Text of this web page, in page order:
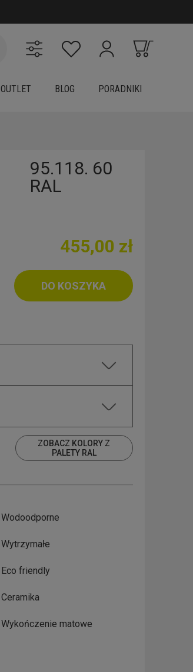
OUTLET BLOG PORADNIKI
95.118. 60
RAL
455,00 zł
DO KOSZYKA
ZOBACZ KOLORY Z
PALETY RAL
Wodoodporne
Wytrzymałe
Eco friendly
Ceramika
Wykończenie matowe